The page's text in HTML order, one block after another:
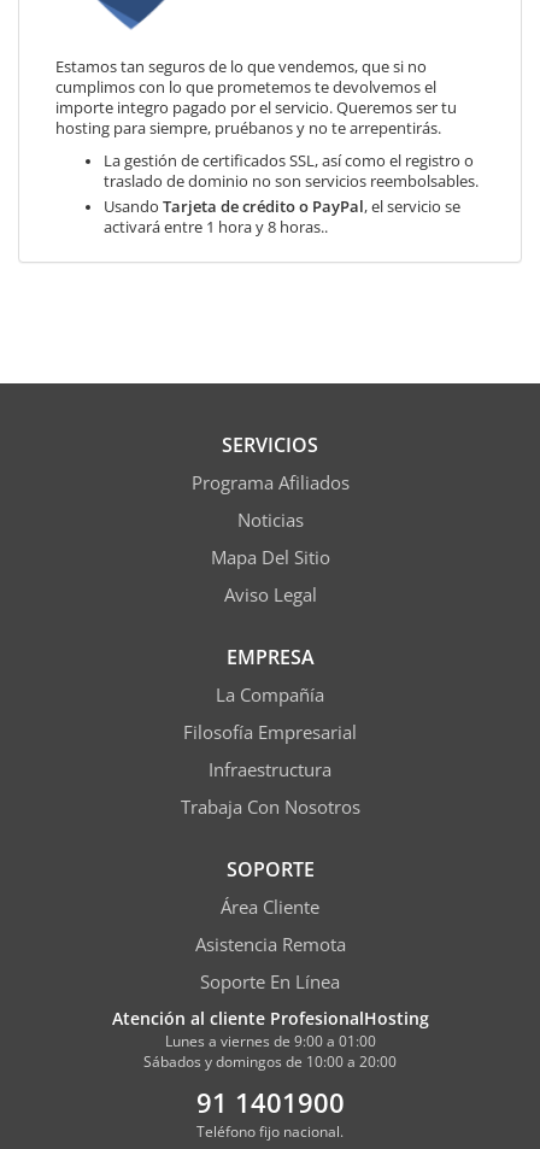
Estamos tan seguros de lo que vendemos, que si no
cumplimos con lo que prometemos te devolvemos el
importe integro pagado por el servicio. Queremos ser tu
hosting para siempre, pruébanos y no te arrepentirás.
La gestión de certificados SSL, así como el registro o
traslado de dominio no son servicios reembolsables.
Usando Tarjeta de crédito o PayPal, el servicio se
activará entre 1 hora y 8 horas..
SERVICIOS
Programa Afiliados
Noticias
Mapa Del Sitio
Aviso Legal
EMPRESA
La Compañía
Filosofía Empresarial
Infraestructura
Trabaja Con Nosotros
SOPORTE
Área Cliente
Asistencia Remota
Soporte En Línea
Atención al cliente ProfesionalHosting
Lunes a viernes de 9:00 a 01:00
Sábados y domingos de 10:00 a 20:00
91 1401900
Teléfono fijo nacional.